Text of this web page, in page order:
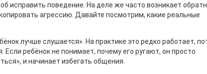
исправить поведение. На деле же часто возникает
агрессию. Давайте посмотрим, какие реальные
лучше слушается». На практике это редко работает,
ребёнок не понимает, почему его ругают, он просто
и начинает избегать общения.